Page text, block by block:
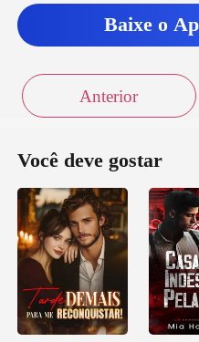
Baixe o
Anterior
Você deve gostar